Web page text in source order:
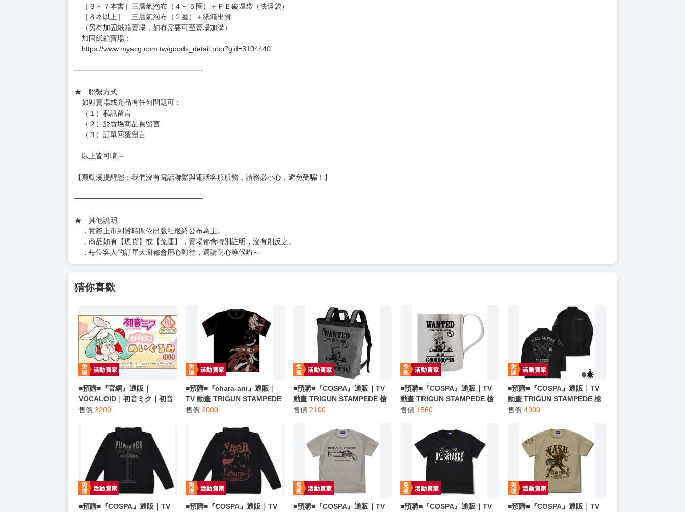
［３～７本書］三層氣泡布（４～５圈）＋ＰＥ破壞袋（快遞袋）
［８本以上］ 三層氣泡布（２圈）＋紙箱出貨
（另有加固紙箱賣場，如有需要可至賣場加購）
加固紙箱賣場：
https://www.myacg.com.tw/goods_detail.php?gid=3104440
━━━━━━━━━━━━━━━━━━
★ 聯繫方式
如對賣場或商品有任何問題可：
（１）私訊留言
（２）於賣場商品頁留言
（３）訂單回覆留言
以上皆可唷～
【買動漫提醒您：我們沒有電話聯繫與電話客服服務，請務必小心，避免受騙！】
━━━━━━━━━━━━━━━━━━
★ 其他說明
．實際上市到貨時間依出版社最終公布為主。
．商品如有【現貨】或【免運】，賣場都會特別註明，沒有則反之。
．每位客人的訂單大廚都會用心對待，還請耐心等候唷～
猜你喜歡
■預購■『官網』通販｜
VOCALOID｜初音ミク｜初音
未來｜MIKU 卯2023 ふわぷち
（LL）。[0422]
售價 3200
■預購■『chara-ani』通販｜
TV 動畫 TRIGUN STAMPEDE
槍神『トライガン 威席・史坦
ピード』短袖T恤 / T-
shirts（可選尺寸）。
售價 2000
■預購■『COSPA』通販｜TV
動畫 TRIGUN STAMPEDE 槍
神『ヴァッシュの手配書』
售價 2100
■預購■『COSPA』通販｜TV
動畫 TRIGUN STAMPEDE 槍
神『ヴァッシュの手配書』雙
售價 1560
■預購■『COSPA』通販｜TV
動畫 TRIGUN STAMPEDE 槍
神『ピースブリンガー』外套
售價 4900
■預購■『COSPA』通販｜TV ■預購■『COSPA』通販｜TV ■預購■『COSPA』通販｜TV ■預購■『COSPA』通販｜TV ■預購■『COSPA』通販｜TV